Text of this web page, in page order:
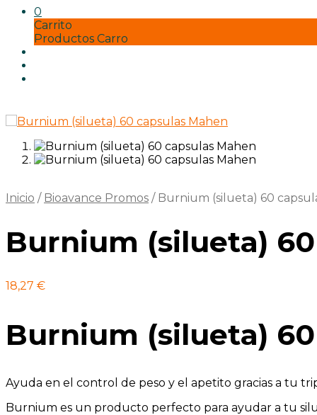
0
Carrito
Productos Carro
Inicio / Bioavance Promos /Burnium (silueta) 60
Burnium (silueta)
18,27 €
Burnium (silueta)
Ayuda en el control de peso y el apetito gracias a tu
Burnium es un producto perfecto para ayudar a tu